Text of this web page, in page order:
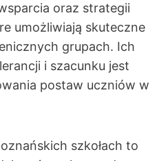
oraz strategii
umożliwiają skuteczne
grupach. Ich
i szacunku jest
postaw uczniów w
szkołach to